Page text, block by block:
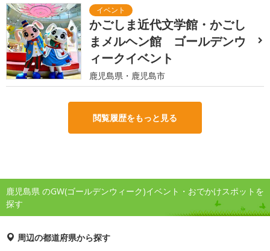
かごしま近代文学館・かごし
まメルヘン館 ゴールデンウ
ィークイベント
鹿児島県・鹿児島市
閲覧履歴をもっと見る
鹿児島県 のGW(ゴールデンウィーク)イベント・おでかけスポットを
探す
周辺の都道府県から探す